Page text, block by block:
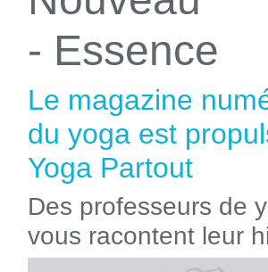
- Essence
Le magazine
du yoga est
Yoga Partout
Des professeurs de
vous racontent leur